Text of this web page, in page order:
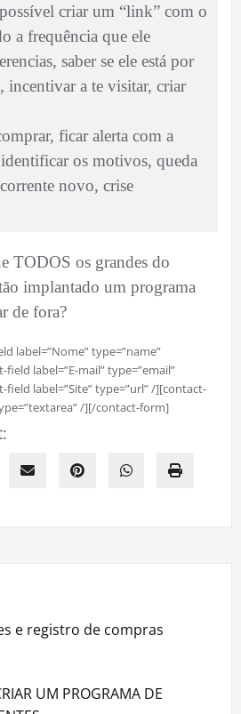
criar um “link” com o
a frequência que ele
saber se ele está por
incentivar a te visitar, criar
ficar alerta com a
os motivos, queda
novo, crise
TODOS os grandes do
implantado um programa
de fora?
label=”Nome” type=”name”
label=”E-mail” type=”email”
label=”Site” type=”url” /][contact-
/][/contact-form]
e registro de compras
UM PROGRAMA DE